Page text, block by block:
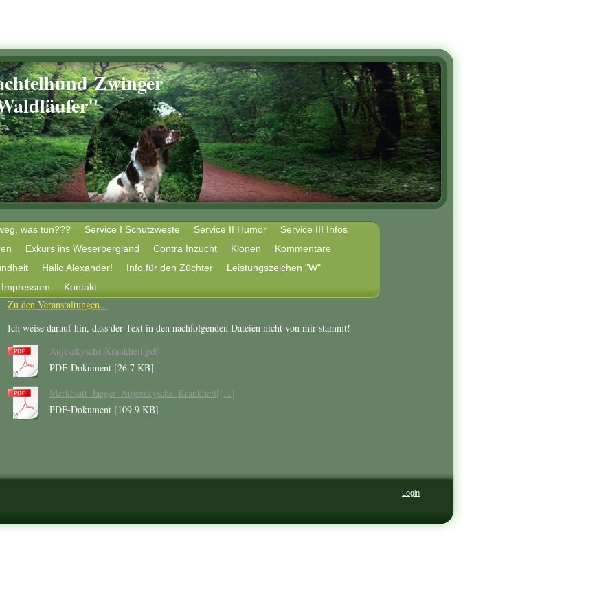
Zwinger
was tun??? Service I Schutzweste Service II Humor
Service III Infos
Exkurs ins Weserbergland Contra Inzucht Klonen
Kommentare
Hallo Alexander! Info für den Züchter
Leistungszeichen "W"
Impressum Kontakt
Zu den Veranstaltungen...
Ich weise darauf hin, dass der Text in den nachfolgenden Dateien nicht von mir stammt!
Aujeszkysche Krankheit.pdf
PDF-Dokument [26.7 KB]
Merkblatt_Jaeger_Aujeszkysche_Krankheit[[...]
PDF-Dokument [109.9 KB]
Login